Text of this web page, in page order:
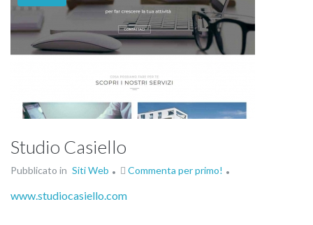
Studio Casiello
Pubblicato in Siti Web Commenta per primo!
www.studiocasiello.com